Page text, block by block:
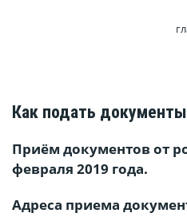
Как подать
Приём документов от
февраля 2019 года.
Адреса приема